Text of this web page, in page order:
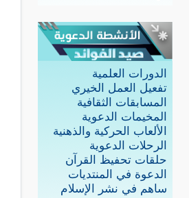
الدورات العلمية
تفعيل العمل الخيري
المسابقات الثقافية
المخيمات الدعوية
الألعاب الحركية والذهنية
الرحلات الدعوية
حلقات تحفيظ القرآن
الدعوة في المنتديات
ساهم في نشر الإسلام